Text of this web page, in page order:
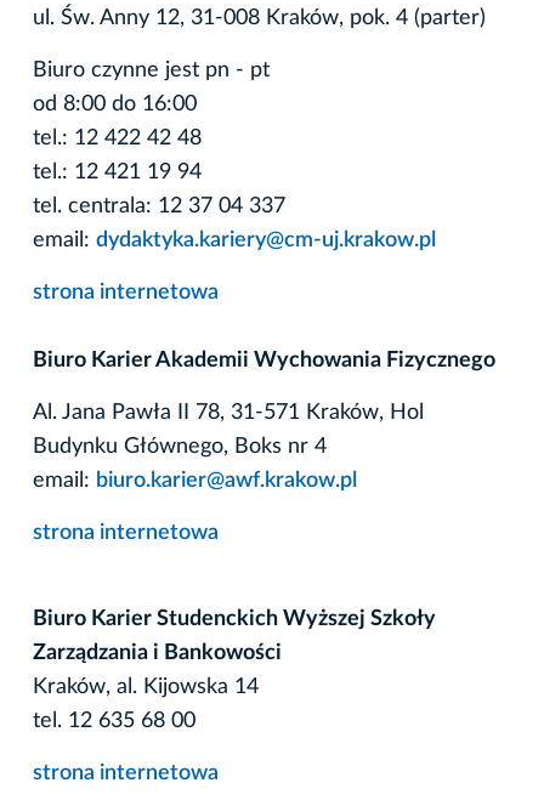
ul. Św. Anny 12, 31-008 Kraków, pok. 4 (parter)
Biuro czynne jest pn - pt
od 8:00 do 16:00
tel.: 12 422 42 48
tel.: 12 421 19 94
tel. centrala: 12 37 04 337
email: dydaktyka.kariery@cm-uj.krakow.pl
strona internetowa
Biuro Karier Akademii Wychowania Fizycznego
Al. Jana Pawła II 78, 31-571 Kraków, Hol
Budynku Głównego, Boks nr 4
email: biuro.karier@awf.krakow.pl
strona internetowa
Biuro Karier Studenckich Wyższej Szkoły
Zarządzania i Bankowości
Kraków, al. Kijowska 14
tel. 12 635 68 00
strona internetowa